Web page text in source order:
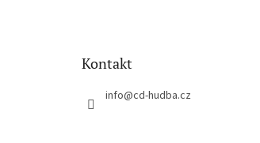
Kontakt
info@cd-hudba.cz